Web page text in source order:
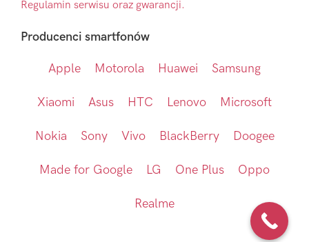
Regulamin serwisu oraz gwarancji.
Producenci smartfonów
Apple Motorola Huawei Samsung
Xiaomi Asus HTC Lenovo Microsoft
Nokia Sony Vivo BlackBerry Doogee
Made for Google LG One Plus Oppo
Realme